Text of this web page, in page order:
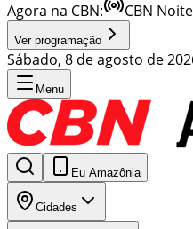
Agora na CBN:
CBN
Ver programação
Sábado, 8 de agosto de
Menu
Eu Amazônia
Cidades